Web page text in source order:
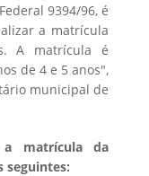
9394/96, é
a matrícula
A matrícula é
de 4 e 5 anos",
municipal de
a matrícula da
seguintes: